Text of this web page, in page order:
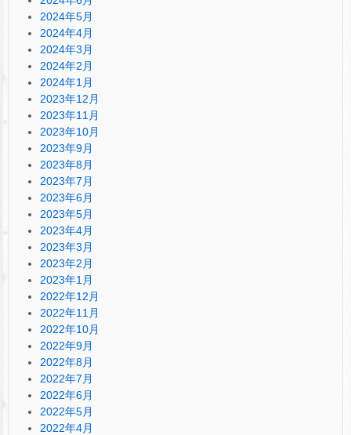
2024年5月
2024年4月
2024年3月
2024年2月
2024年1月
2023年12月
2023年11月
2023年10月
2023年9月
2023年8月
2023年7月
2023年6月
2023年5月
2023年4月
2023年3月
2023年2月
2023年1月
2022年12月
2022年11月
2022年10月
2022年9月
2022年8月
2022年7月
2022年6月
2022年5月
2022年4月